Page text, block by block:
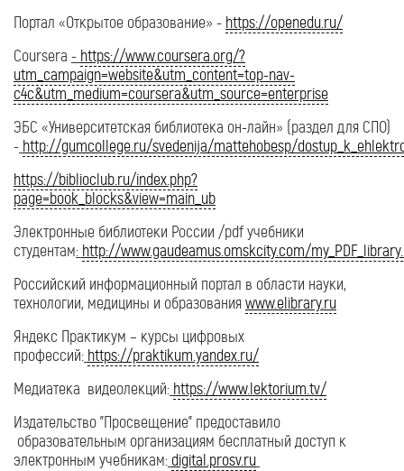
Портал «Открытое образование» - https://openedu.ru/
Coursera - https://www.coursera.org/?
utm_campaign=website&utm_content=top-nav-
c4c&utm_medium=coursera&utm_source=enterprise
ЭБС «Университетская библиотека он-лайн» (раздел для СПО)
- http://gumcollege.ru/svedenija/mattehobesp/
https://biblioclub.ru/index.php?
page=book_blocks&view=main_ub
Электронные библиотеки России /pdf учебники
студентам: http://www.gaudeamus.omskcity.com/
Российский информационный портал в области науки,
технологии, медицины и образованияwww.elibrary.ru
Яндекс Практикум – курсы цифровых
профессий: https://praktikum.yandex.ru/
Медиатека видеолекций: https://www.lektorium.tv/
Издательство "Просвещение" предоставило
образовательным организациям бесплатный доступ к
электронным учебникам: digital.prosv.ru